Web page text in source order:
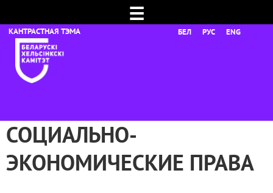
☰
БЕЛ РУС ENG
СОЦИАЛЬНО-
ЭКОНОМИЧЕСКИЕ ПРАВА